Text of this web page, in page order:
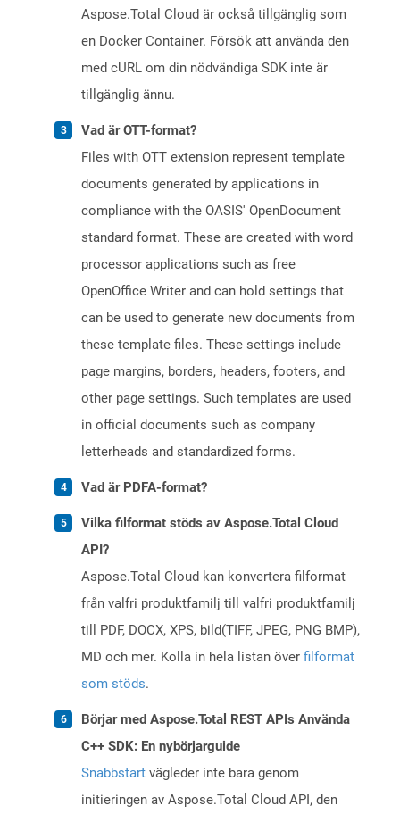
Aspose.Total Cloud är också tillgänglig som
en Docker Container. Försök att använda den
med cURL om din nödvändiga SDK inte är
tillgänglig ännu.
Vad är OTT-format?
Files with OTT extension represent template
documents generated by applications in
compliance with the OASIS' OpenDocument
standard format. These are created with word
processor applications such as free
OpenOffice Writer and can hold settings that
can be used to generate new documents from
these template files. These settings include
page margins, borders, headers, footers, and
other page settings. Such templates are used
in official documents such as company
letterheads and standardized forms.
Vad är PDFA-format?
Vilka filformat stöds av Aspose.Total Cloud
API?
Aspose.Total Cloud kan konvertera filformat
från valfri produktfamilj till valfri produktfamilj
till PDF, DOCX, XPS, bild(TIFF, JPEG, PNG BMP),
MD och mer. Kolla in hela listan över filformat
som stöds.
Börjar med Aspose.Total REST APIs Använda
C++ SDK: En nybörjarguide
Snabbstart vägleder inte bara genom
initieringen av Aspose.Total Cloud API, den